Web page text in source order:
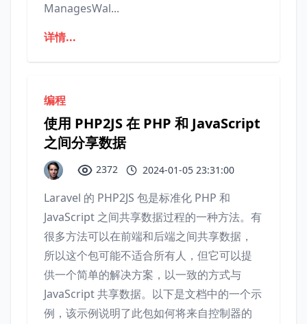
ManagesWal...
详情...
编程
使用 PHP2JS 在 PHP 和 JavaScript
之间分享数据
2372 2024-01-05 23:31:00
Laravel 的 PHP2JS 包是标准化 PHP 和
JavaScript 之间共享数据过程的一种方法。有
很多方法可以在前端和后端之间共享数据，
所以这个包可能不适合所有人，但它可以提
供一个简单的解决方案，以一致的方式与
JavaScript 共享数据。以下是文档中的一个示
例，该示例说明了此包如何将来自控制器的